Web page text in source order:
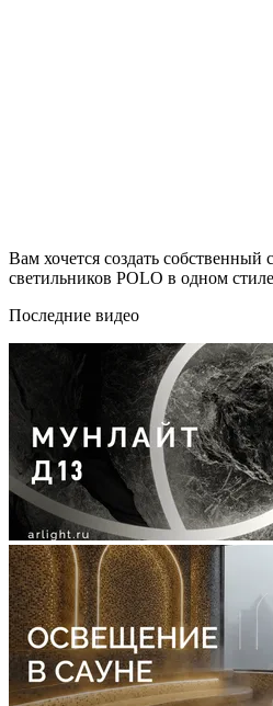
Вам хочется создать
светильников POLO в одном
Последние видео